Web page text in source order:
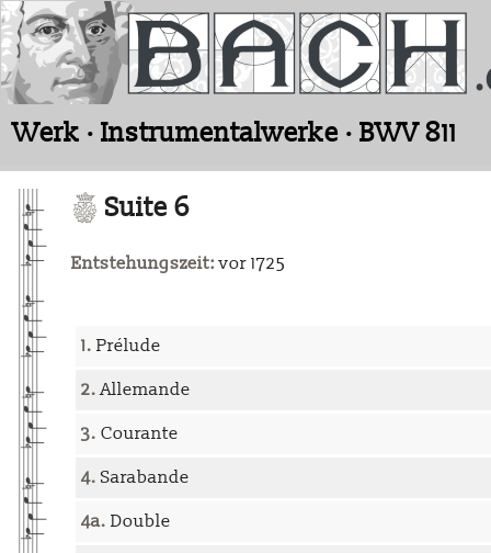
Werk · Instrumentalwerke · BWV 811
Suite 6
Entstehungszeit: vor 1725
1. Prélude
2.Allemande
3. Courante
4. Sarabande
4a. Double